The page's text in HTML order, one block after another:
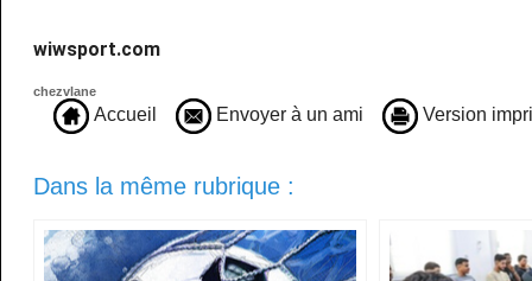
wiwsport.com
chezvlane
Accueil Envoyer à un ami Version
Dans la même rubrique :